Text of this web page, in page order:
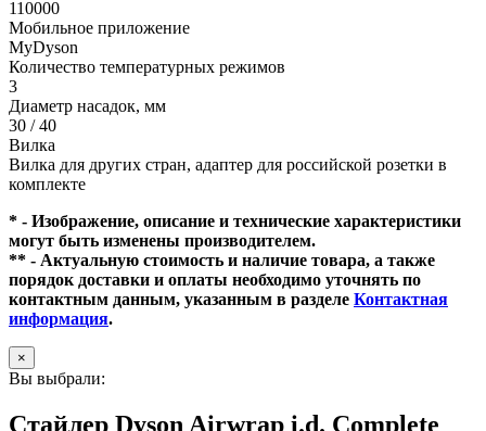
110000
Мобильное приложение
MyDyson
Количество температурных режимов
3
Диаметр насадок, мм
30 / 40
Вилка
Вилка для других стран, адаптер для российской розетки в
комплекте
* - Изображение, описание и технические характеристики
могут быть изменены производителем.
** - Актуальную стоимость и наличие товара, а также
порядок доставки и оплаты необходимо уточнять по
контактным данным, указанным в разделе Контактная
информация.
×
Вы выбрали:
Стайлер Dyson Airwrap i.d. Complete